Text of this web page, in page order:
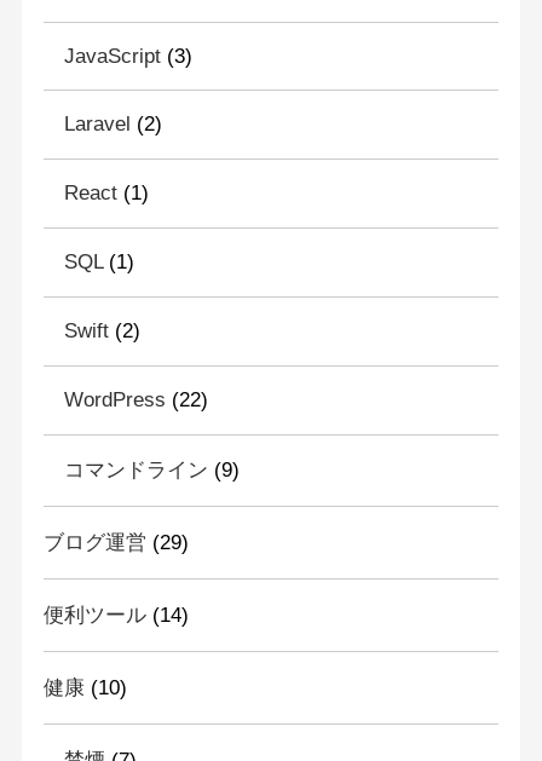
JavaScript(3)
Laravel (2)
React(1)
SQL(1)
Swift(2)
WordPress (22)
コマンドライン (9)
ブログ運営 (29)
便利ツール(14)
健康(10)